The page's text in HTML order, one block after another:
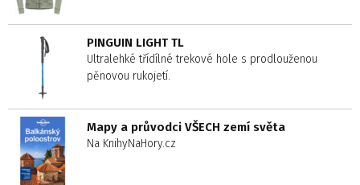
PINGUIN LIGHT TL
Ultralehké třídílné trekové hole s prodlouženou
pěnovou rukojetí.
Mapy a průvodci VŠECH zemí světa
Na KnihyNaHory.cz